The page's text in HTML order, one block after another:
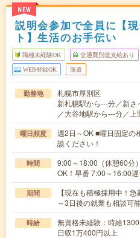
NEW
説明会参加で全員に【
ト】生活のお手伝い
職種未経験OK 交通費別途支給あり
WEB登録OK 派遣
勤務地
札幌市厚別区
新札幌駅から---分／新
／大谷地駅から---分／
曜日頻度
週2日～OK ■曜日固定の
談ください！
時間
9:00～18:00（休憩60分
OK！早番 7:00～16:00
期間
【現在も積極採用中！
～3日後の就業も相談可
時給
無資格未経験：時給
日収1万400円以上